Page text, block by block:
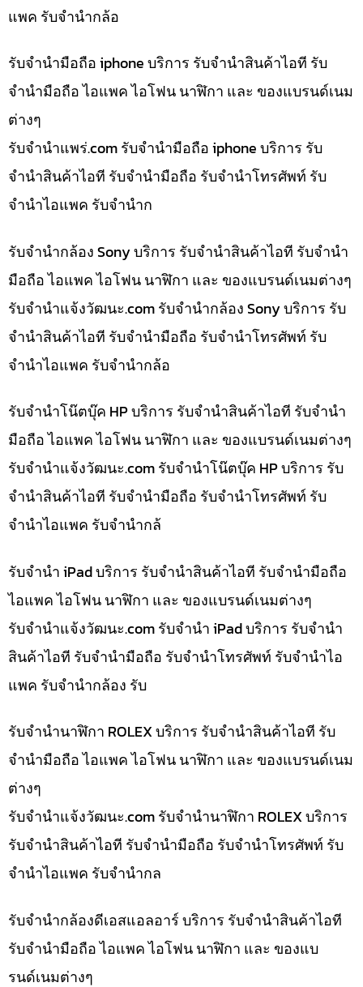
แพค รับจำนำกล้อ
รับจำนำมือถือ iphone บริการ รับจำนำสินค้าไอที รับ
จำนำมือถือ ไอแพค ไอโฟน นาฬิกา และ ของแบรนด์เนม
ต่างๆ
รับจํานําแพร่.com รับจำนำมือถือ iphone บริการ รับ
จำนำสินค้าไอที รับจำนำมือถือ รับจำนำโทรศัพท์ รับ
จำนำไอแพค รับจำนำก
รับจำนำกล้อง Sony บริการ รับจำนำสินค้าไอที รับจำนำ
มือถือ ไอแพค ไอโฟน นาฬิกา และ ของแบรนด์เนมต่างๆ
รับจํานําแจ้งวัฒนะ.com รับจำนำกล้อง Sony บริการ รับ
จำนำสินค้าไอที รับจำนำมือถือ รับจำนำโทรศัพท์ รับ
จำนำไอแพค รับจำนำกล้อ
รับจำนำโน๊ตบุ๊ค HP บริการ รับจำนำสินค้าไอที รับจำนำ
มือถือ ไอแพค ไอโฟน นาฬิกา และ ของแบรนด์เนมต่างๆ
รับจํานําแจ้งวัฒนะ.com รับจำนำโน๊ตบุ๊ค HP บริการ รับ
จำนำสินค้าไอที รับจำนำมือถือ รับจำนำโทรศัพท์ รับ
จำนำไอแพค รับจำนำกล้
รับจำนำ iPad บริการ รับจำนำสินค้าไอที รับจำนำมือถือ
ไอแพค ไอโฟน นาฬิกา และ ของแบรนด์เนมต่างๆ
รับจํานําแจ้งวัฒนะ.com รับจำนำ iPad บริการ รับจำนำ
สินค้าไอที รับจำนำมือถือ รับจำนำโทรศัพท์ รับจำนำไอ
แพค รับจำนำกล้อง รับ
รับจำนำนาฬิกา ROLEX บริการ รับจำนำสินค้าไอที รับ
จำนำมือถือ ไอแพค ไอโฟน นาฬิกา และ ของแบรนด์เนม
ต่างๆ
รับจํานําแจ้งวัฒนะ.com รับจำนำนาฬิกา ROLEX บริการ
รับจำนำสินค้าไอที รับจำนำมือถือ รับจำนำโทรศัพท์ รับ
จำนำไอแพค รับจำนำกล
รับจำนำกล้องดีเอสแอลอาร์ บริการ รับจำนำสินค้าไอที
รับจำนำมือถือ ไอแพค ไอโฟน นาฬิกา และ ของแบ
รนด์เนมต่างๆ